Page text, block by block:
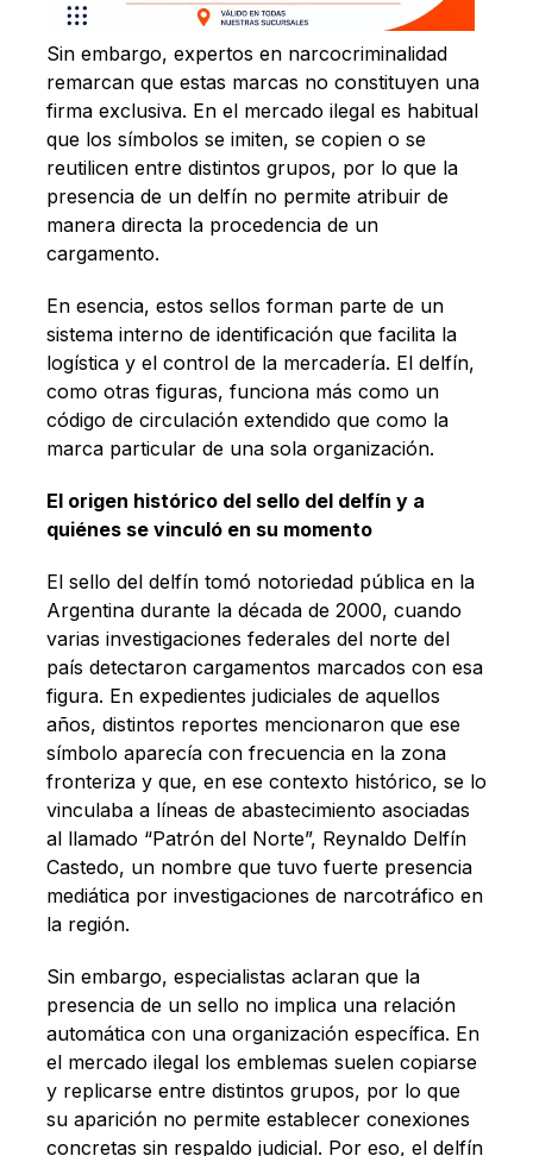
Sin embargo, expertos en narcocriminalidad
remarcan que estas marcas no constituyen una
firma exclusiva. En el mercado ilegal es habitual
que los símbolos se imiten, se copien o se
reutilicen entre distintos grupos, por lo que la
presencia de un delfín no permite atribuir de
manera directa la procedencia de un
cargamento.
En esencia, estos sellos forman parte de un
sistema interno de identificación que facilita la
logística y el control de la mercadería. El delfín,
como otras figuras, funciona más como un
código de circulación extendido que como la
marca particular de una sola organización.
El origen histórico del sello del delfín y a
quiénes se vinculó en su momento
El sello del delfín tomó notoriedad pública en la
Argentina durante la década de 2000, cuando
varias investigaciones federales del norte del
país detectaron cargamentos marcados con esa
figura. En expedientes judiciales de aquellos
años, distintos reportes mencionaron que ese
símbolo aparecía con frecuencia en la zona
fronteriza y que, en ese contexto histórico, se lo
vinculaba a líneas de abastecimiento asociadas
al llamado “Patrón del Norte”, Reynaldo Delfín
Castedo, un nombre que tuvo fuerte presencia
mediática por investigaciones de narcotráfico en
la región.
Sin embargo, especialistas aclaran que la
presencia de un sello no implica una relación
automática con una organización específica. En
el mercado ilegal los emblemas suelen copiarse
y replicarse entre distintos grupos, por lo que
su aparición no permite establecer conexiones
concretas sin respaldo judicial. Por eso, el delfín